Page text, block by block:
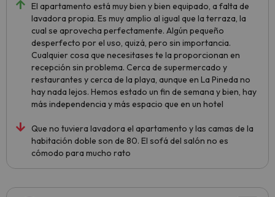
El apartamento está muy bien y bien equipado, a falta de
lavadora propia. Es muy amplio al igual que la terraza, la
cual se aprovecha perfectamente. Algún pequeño
desperfecto por el uso, quizá, pero sin importancia.
Cualquier cosa que necesitases te la proporcionan en
recepción sin problema. Cerca de supermercado y
restaurantes y cerca de la playa, aunque en La Pineda no
hay nada lejos. Hemos estado un fin de semana y bien, hay
más independencia y más espacio que en un hotel
Que no tuviera lavadora el apartamento y las camas de la
habitación doble son de 80. El sofá del salón no es
cómodo para mucho rato